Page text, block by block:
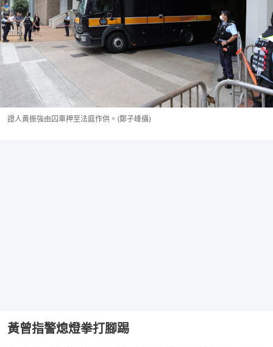
證人黃振強由囚車押至法庭作供。(鄭子峰攝)
黃曾指警熄燈拳打腳踢